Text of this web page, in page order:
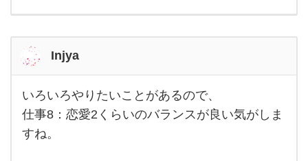
Injya
いろ
いろ
やり
たい
いろいろやりたいことがあるので、
仕事8：恋愛2くらいのバランスが良い気がしま
すね。